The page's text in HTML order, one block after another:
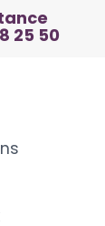
25 50